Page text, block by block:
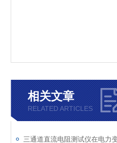
相关文章
RELATED ARTICLES